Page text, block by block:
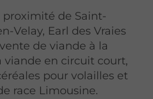
proximité de Saint-
Velay, Earl des Vraies
de viande à la
viande en circuit court,
pour volailles et
race Limousine.